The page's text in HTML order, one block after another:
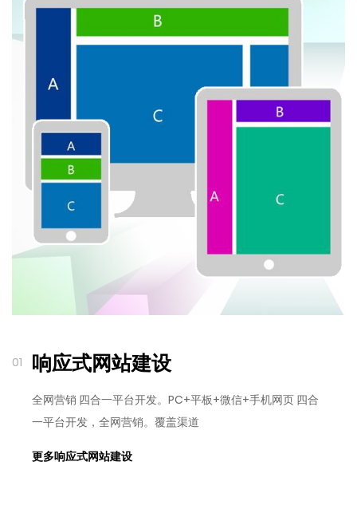
01 响应式网站建设
全网营销 四合一平台开发。PC+平板+微信+手机网页 四合
一平台开发，全网营销。覆盖渠道
更多响应式网站建设